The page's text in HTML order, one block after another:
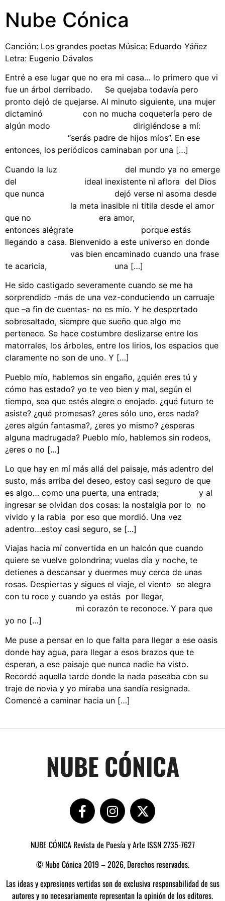
Nube Cónica
Canción: Los grandes poetas Música: Eduardo Yáñez
Letra: Eugenio Dávalos
Entré a ese lugar que no era mi casa… lo primero que vi
fue un árbol derribado. Se quejaba todavía pero
pronto dejó de quejarse. Al minuto siguiente, una mujer
dictaminó con no mucha coquetería pero de
algún modo dirigiéndose a mí:
“serás padre de hijos míos”. En ese
entonces, los periódicos caminaban por una […]
Cuando la luz del mundo ya no emerge
del ideal inexistente ni aflora del Dios
que nunca dejó verse ni asoma desde
la meta inasible ni titila desde el amor
que no era amor,
entonces alégrate porque estás
llegando a casa. Bienvenido a este universo en donde
vas bien encaminado cuando una frase
te acaricia, una […]
He sido castigado severamente cuando se me ha
sorprendido -más de una vez-conduciendo un carruaje
que –a fin de cuentas- no es mío. Y he despertado
sobresaltado, siempre que sueño que algo me
pertenece. Se hace costumbre deslizarse entre los
matorrales, los árboles, entre los lirios, los espacios que
claramente no son de uno. Y […]
Pueblo mío, hablemos sin engaño, ¿quién eres tú y
cómo has estado? yo te veo bien y mal, según el
tiempo, sea que estés alegre o enojado. ¿qué futuro te
asiste? ¿qué promesas? ¿eres sólo uno, eres nada?
¿eres algún fantasma?, ¿eres yo mismo? ¿esperas
alguna madrugada? Pueblo mío, hablemos sin rodeos,
¿eres o no […]
Lo que hay en mí más allá del paisaje, más adentro del
susto, más arriba del deseo, estoy casi seguro de que
es algo… como una puerta, una entrada; y al
ingresar se olvidan dos cosas: la nostalgia por lo no
vivido y la rabia por eso que mordió. Una vez
adentro…estoy casi seguro, se […]
Viajas hacia mí convertida en un halcón que cuando
quiere se vuelve golondrina; vuelas día y noche, te
detienes a descansar y duermes muy cerca de unas
rosas. Despiertas y sigues el viaje, el viento se alegra
con tu roce y cuando ya estás por llegar,
mi corazón te reconoce. Y para que
yo no […]
Me puse a pensar en lo que falta para llegar a ese oasis
donde hay agua, para llegar a esos brazos que te
esperan, a ese paisaje que nunca nadie ha visto.
Recordé aquella tarde donde la nada paseaba con su
traje de novia y yo miraba una sandía resignada.
Comencé a caminar hacia un […]
NUBE CÓNICA
NUBE CÓNICA Revista de Poesía y Arte ISSN 2735-7627
© Nube Cónica 2019 – 2026, Derechos reservados.
Las ideas y expresiones vertidas son de exclusiva responsabilidad de sus
autores y no necesariamente representan la opinión de los editores.